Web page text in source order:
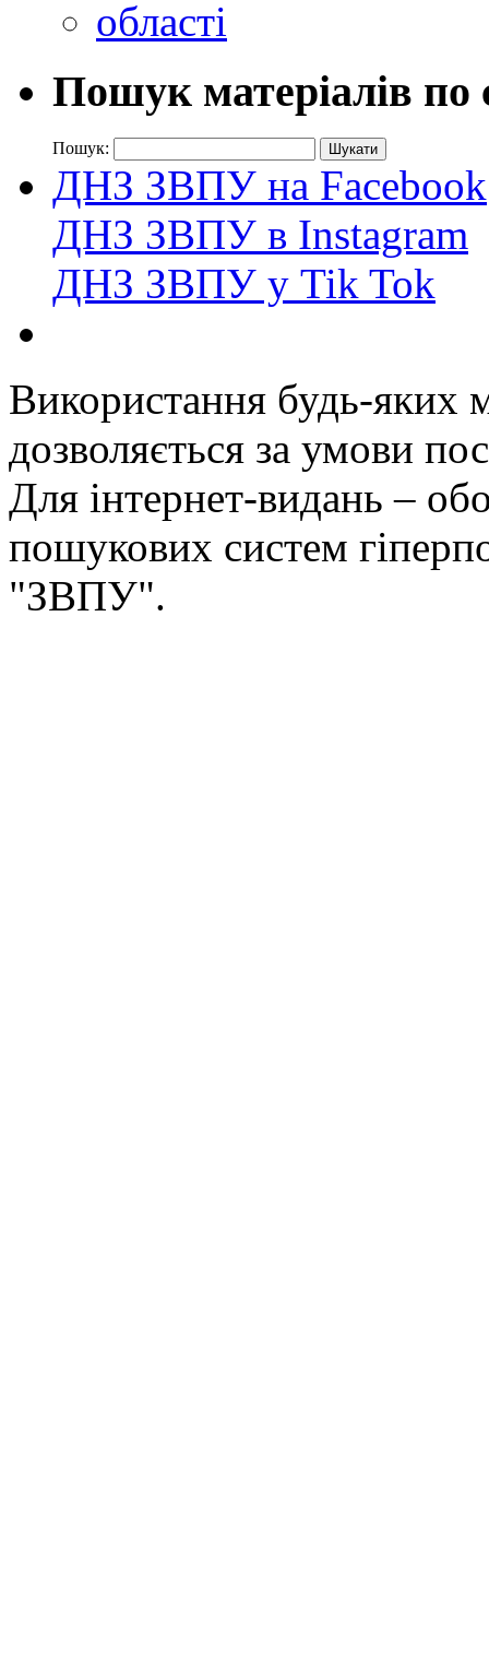
Пошук матеріалів по
Пошук:
ДНЗ ЗВПУ на Facebook
ДНЗ ЗВПУ в Instagram
ДНЗ ЗВПУ у Tik Tok
Використання будь-яких
дозволяється за умови
Для інтернет-видань –
пошукових систем
"ЗВПУ".